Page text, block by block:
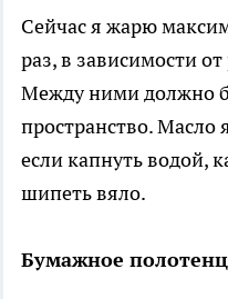
Сейчас я жарю
раз, в зависимости
Между ними должно
пространство.
если капнуть водой,
шипеть вяло.
Бумажное